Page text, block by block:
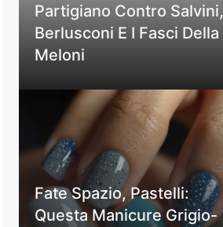
Partigiano Contro Salvini,
Berlusconi E I Fasci Della
Meloni
Fate Spazio, Pastelli:
Questa Manicure Grigio-